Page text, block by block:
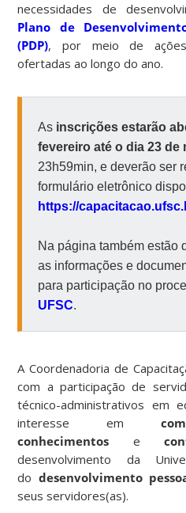
necessidades de
Plano de
(PDP), por meio de
ofertadas ao longo do ano.
As inscrições estarão
fevereiro até o dia 23 de
23h59min, e deverão ser
formulário eletrônico
https://
Na página também estão
as informações e
para participação no
UFSC.
A Coordenadoria de
com a participação de
técnico-administrativos em
interesse em
conhecimentos e
desenvolvimento da
do desenvolvimento
seus servidores(as).